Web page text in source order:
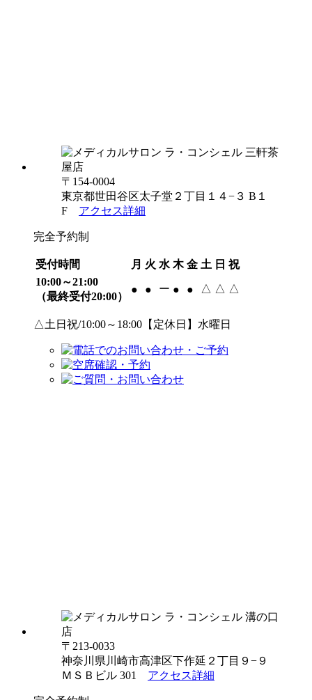
〒154-0004
東京都世田谷区太子堂２丁目１４−３ B１
F アクセス詳細
完全予約制
受付時間 月 火 水 木 金 土 日 祝
10:00～21:00
（最終受付20:00）
● ● ー ● ● △ △ △
△土日祝/10:00～18:00【定休日】水曜日
〒213-0033
神奈川県川崎市高津区下作延２丁目９−９
ＭＳＢビル 301 アクセス詳細